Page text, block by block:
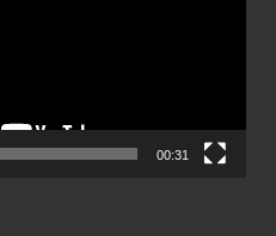
00:31